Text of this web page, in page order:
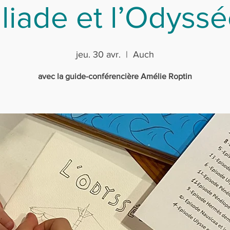
et
jeu. 30 avr.
  |
Auch
avec la guide-conférencière Amélie Roptin